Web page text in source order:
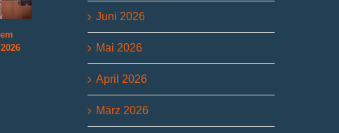
Verantwortung
17. Juli 2026
Juni 2026
Mai 2026
April 2026
März 2026